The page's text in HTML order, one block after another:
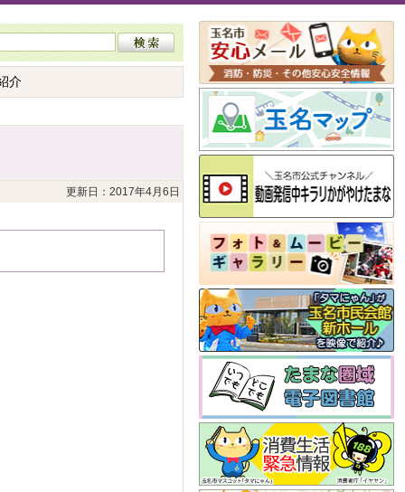
介
更新日：2017年4月6日